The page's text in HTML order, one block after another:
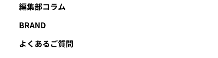
編集部コラム
BRAND
よくあるご質問